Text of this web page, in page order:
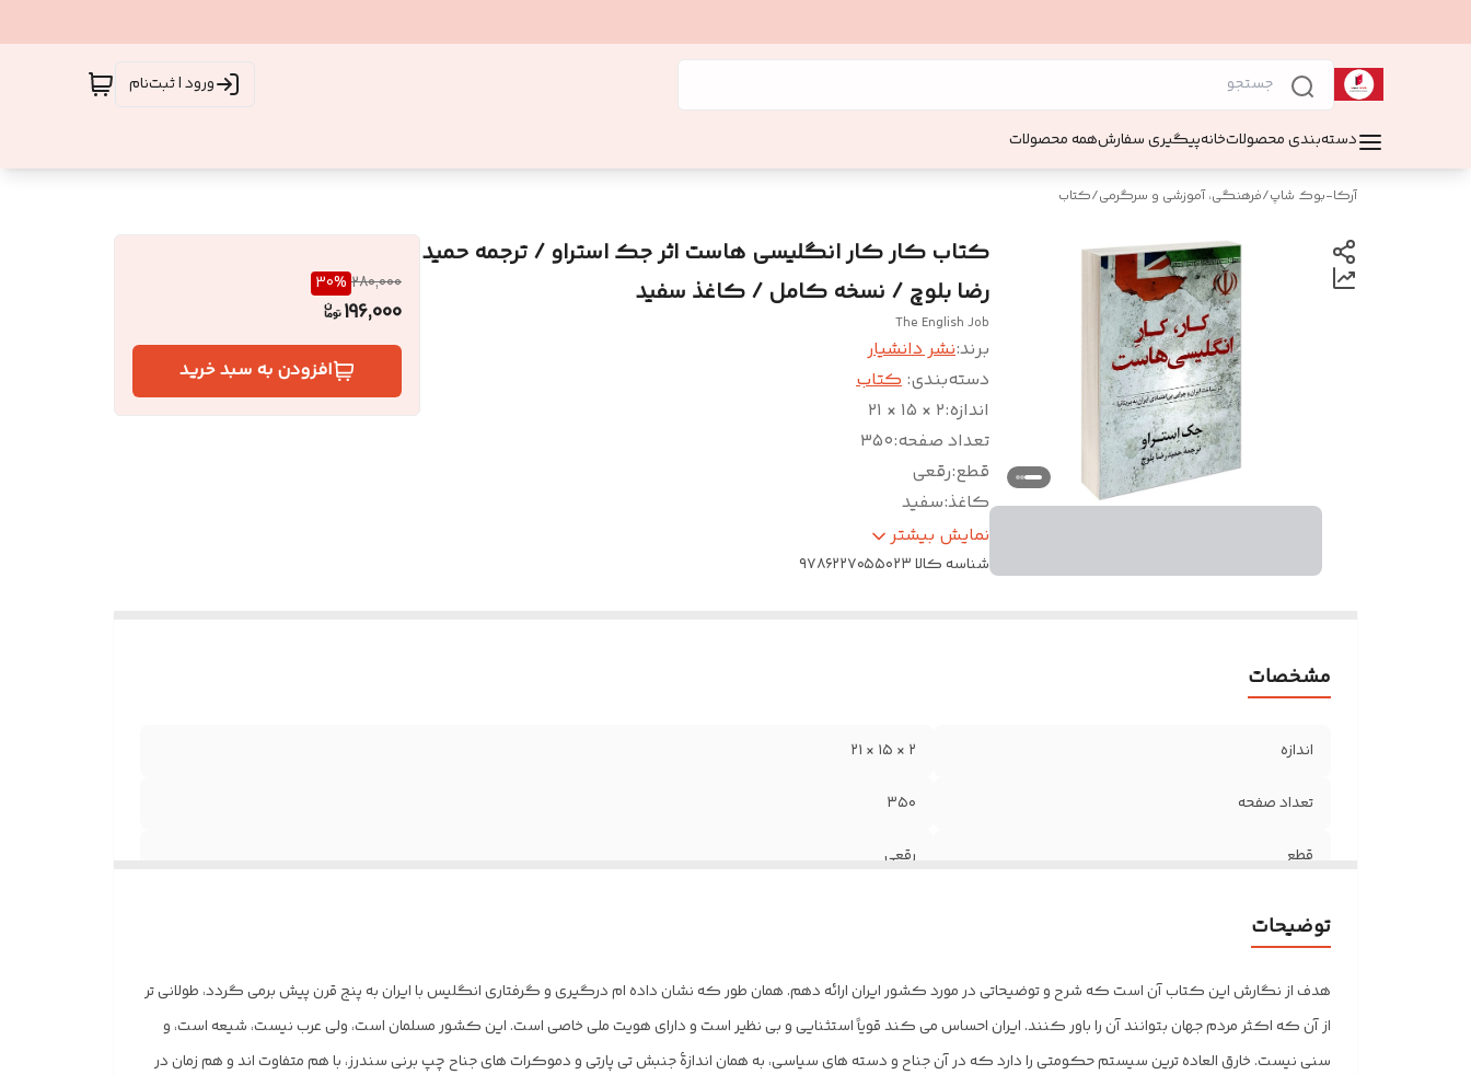
ورود | ثبت‌نام
دسته‌بندی محصولاتخانهپیگیری سفارشهمه محصولات
آرکا-بوک شاپ/فرهنگی، آموزشی و سرگرمی/کتاب
کتاب کار کار انگلیسی هاست اثر جک استراو / ترجمه حمید
رضا بلوچ / نسخه کامل / کاغذ سفید
The English Job
برند:نشر دانشیار
دسته‌بندی: کتاب
اندازه:۲ × ۱۵ × ۲۱
تعداد صفحه:۳۵۰
قطع:رقعی
کاغذ:سفید
جلد:شومیز
نمایش بیشتر
شناسه کالا۹۷۸۶۲۲۷۰۵۵۰۲۳
280,000
30%
196,000
افزودن به سبد خرید
مشخصات
اندازه ۲ × ۱۵ × ۲۱
تعداد صفحه ۳۵۰
قطع رقعی
توضیحات
هدف از نگارش این کتاب آن است که شرح و توضیحاتی در مورد کشور ایران ارائه دهم. همان طور که نشان داده ام درگیری و گرفتاری انگلیس با ایران به پنج قرن پیش برمی گردد، طولانی تر
از آن که اکثر مردم جهان بتوانند آن را باور کنند. ایران احساس می کند قویاً استثنایی و بی نظیر است و دارای هویت ملی خاصی است. این کشور مسلمان است، ولی عرب نیست، شیعه است، و
سنی نیست. خارق العاده ترین سیستم حکومتی را دارد که در آن جناح و دسته های سیاسی، به همان اندازۀ جنبش تی پارتی و دموکرات های جناح چپ برنی سندرز، با هم متفاوت اند و هم زمان در